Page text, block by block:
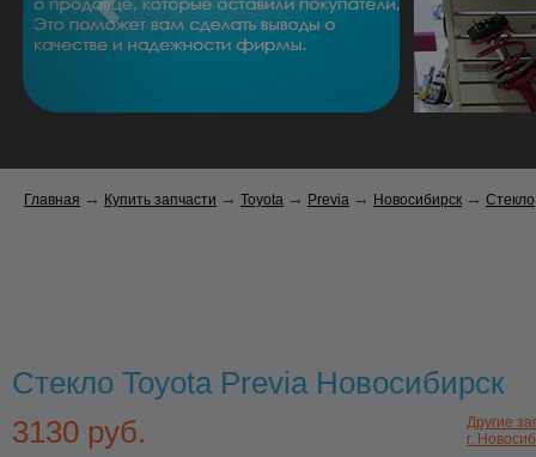
Главная → Купить запчасти → Toyota → Previa → Новосибирск → Стекло
Стекло Toyota Previa Новосибирск
Другие
г.
3130 руб.